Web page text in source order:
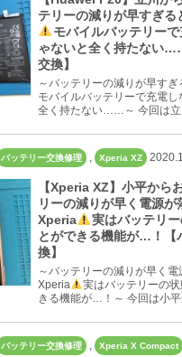
テリーの減りが早すぎ
モバイルバッテリー
ゃないと全く持たない
交換】
～バッテリーの減りが早す
モバイルバッテリーで充電し
全く持たない……～ 今回は立
バッテリー交換修理 , Xperia XZ
【Xperia XZ】小平から
リーの減りが早く電源が
Xperia
実はバッテリ
とができる機能が…！【
換】
～バッテリーの減りが早く電
Xperia
実はバッテリーの
きる機能が…！～ 今回は小
バッテリー交換修理 , Xperia X Compact